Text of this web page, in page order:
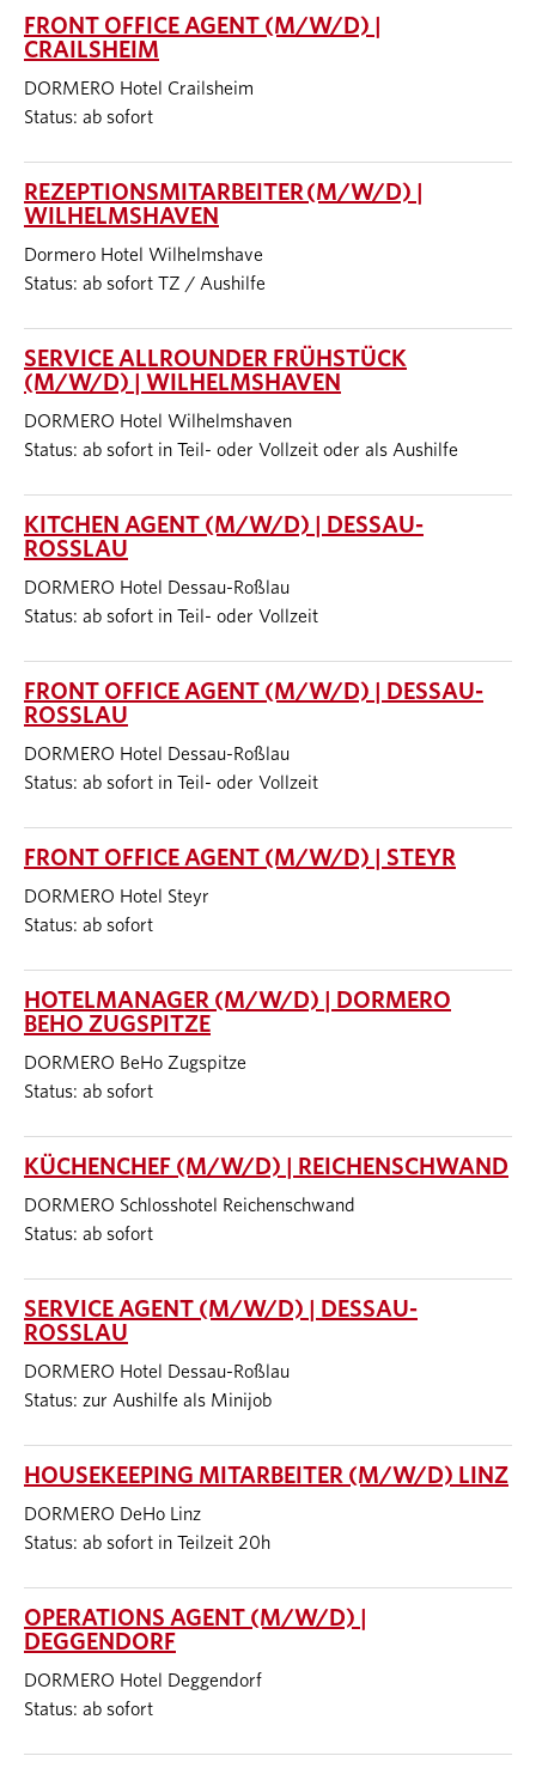
FRONT OFFICE AGENT (M/W/D) |
CRAILSHEIM
DORMERO Hotel Crailsheim
Status: ab sofort
REZEPTIONSMITARBEITER (M/W/D) |
WILHELMSHAVEN
Dormero Hotel Wilhelmshave
Status: ab sofort TZ / Aushilfe
SERVICE ALLROUNDER FRÜHSTÜCK
(M/W/D) | WILHELMSHAVEN
DORMERO Hotel Wilhelmshaven
Status: ab sofort in Teil- oder Vollzeit oder als Aushilfe
KITCHEN AGENT (M/W/D) | DESSAU-
ROSSLAU
DORMERO Hotel Dessau-Roßlau
Status: ab sofort in Teil- oder Vollzeit
FRONT OFFICE AGENT (M/W/D) | DESSAU-
ROSSLAU
DORMERO Hotel Dessau-Roßlau
Status: ab sofort in Teil- oder Vollzeit
FRONT OFFICE AGENT (M/W/D) | STEYR
DORMERO Hotel Steyr
Status: ab sofort
HOTELMANAGER (M/W/D) | DORMERO
BEHO ZUGSPITZE
DORMERO BeHo Zugspitze
Status: ab sofort
KÜCHENCHEF (M/W/D) | REICHENSCHWAND
DORMERO Schlosshotel Reichenschwand
Status: ab sofort
SERVICE AGENT (M/W/D) | DESSAU-
ROSSLAU
DORMERO Hotel Dessau-Roßlau
Status: zur Aushilfe als Minijob
HOUSEKEEPING MITARBEITER (M/W/D) LINZ
DORMERO DeHo Linz
Status: ab sofort in Teilzeit 20h
OPERATIONS AGENT (M/W/D) |
DEGGENDORF
DORMERO Hotel Deggendorf
Status: ab sofort